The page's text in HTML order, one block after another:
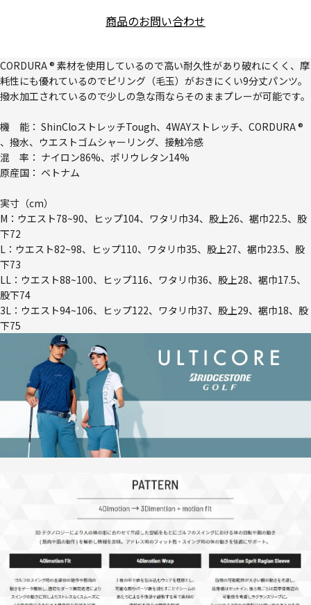
商品のお問い合わせ
CORDURA ® 素材を使用しているので高い耐久性があり破れにくく、摩
耗性にも優れているのでピリング（毛玉）がおきにくい9分丈パンツ。
撥水加工されているので少しの急な雨ならそのままプレーが可能です。
機 能： ShinCloストレッチTough、4WAYストレッチ、CORDURA ®
、撥水、ウエストゴムシャーリング、接触冷感
混 率： ナイロン86%、ポリウレタン14%
原産国： ベトナム
実寸（cm）
M：ウエスト78~90、ヒップ104、ワタリ巾34、股上26、裾巾22.5、股
下72
L：ウエスト82~98、ヒップ110、ワタリ巾35、股上27、裾巾23.5、股
下73
LL：ウエスト88~100、ヒップ116、ワタリ巾36、股上28、裾巾17.5、
股下74
3L：ウエスト94~106、ヒップ122、ワタリ巾37、股上29、裾巾18、股
下75